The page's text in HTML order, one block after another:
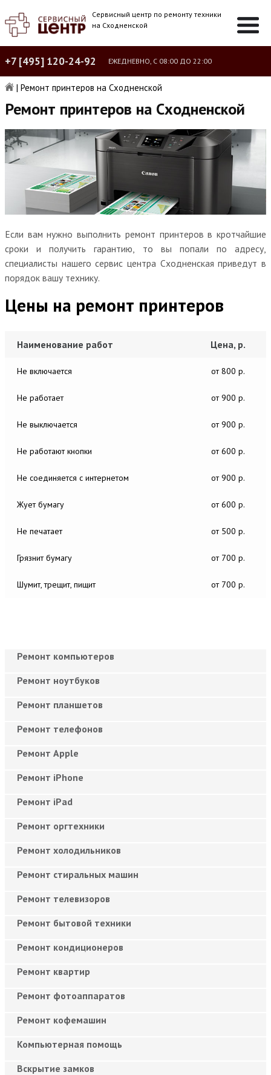
Сервисный центр по ремонту техники
на Сходненской
+7 [495] 120-24-92 ЕЖЕДНЕВНО, С 08:00 ДО 22:00
| Ремонт принтеров на Сходненской
Ремонт принтеров на Сходненской
Если вам нужно выполнить ремонт принтеров в кротчайшие
сроки и получить гарантию, то вы попали по адресу,
специалисты нашего сервис центра Сходненская приведут в
порядок вашу технику.
Цены на ремонт принтеров
Наименование работ Цена, р.
Не включается от 800 р.
Не работает от 900 р.
Не выключается от 900 р.
Не работают кнопки от 600 р.
Не соединяется с интернетом от 900 р.
Жует бумагу от 600 р.
Не печатает от 500 р.
Грязнит бумагу от 700 р.
Шумит, трещит, пищит от 700 р.
Ремонт компьютеров
Ремонт ноутбуков
Ремонт планшетов
Ремонт телефонов
Ремонт Apple
Ремонт iPhone
Ремонт iPad
Ремонт оргтехники
Ремонт холодильников
Ремонт стиральных машин
Ремонт телевизоров
Ремонт бытовой техники
Ремонт кондиционеров
Ремонт квартир
Ремонт фотоаппаратов
Ремонт кофемашин
Компьютерная помощь
Вскрытие замков